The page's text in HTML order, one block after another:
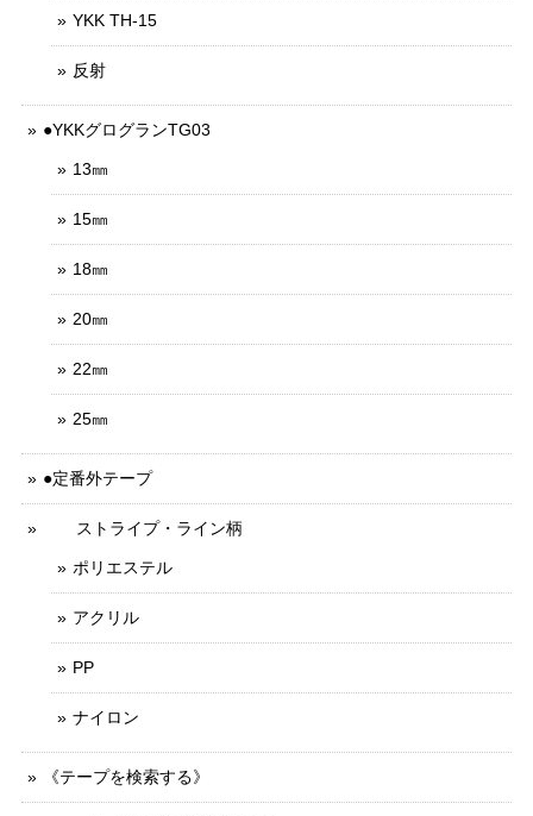
YKK TH-15
反射
●YKKグログランTG03
13㎜
15㎜
18㎜
20㎜
22㎜
25㎜
●定番外テープ
ストライプ・ライン柄
ポリエステル
アクリル
PP
ナイロン
《テープを検索する》